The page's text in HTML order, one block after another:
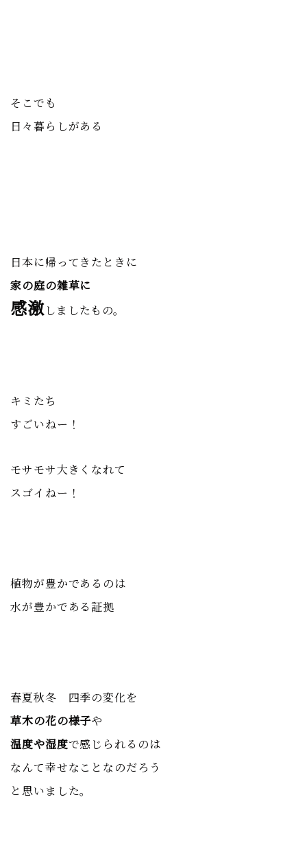
そこでも
日々暮らしがある
日本に帰ってきたときに
家の庭の雑草に
感激しましたもの。
キミたち
すごいねー！
モサモサ大きくなれて
スゴイねー！
植物が豊かであるのは
水が豊かである証拠
春夏秋冬 四季の変化を
草木の花の様子や
温度や湿度で感じられるのは
なんて幸せなことなのだろう
と思いました。